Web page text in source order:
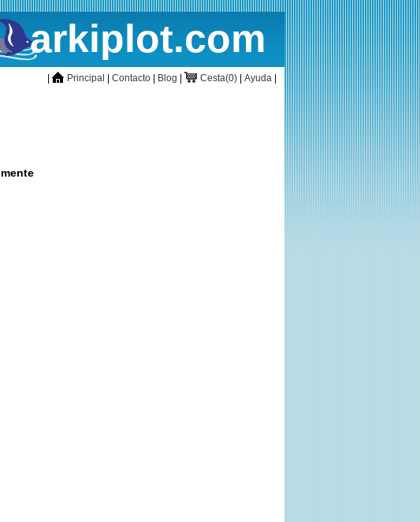
arkiplot.com
inicioPrincipal Contacto Blog CestaCesta(0) Ayuda